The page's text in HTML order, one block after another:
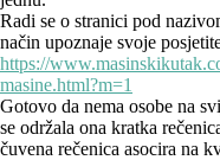
Radi se o stranici pod
način upoznaje svoje
https://
masine.html?m=1
Gotovo da nema osobe na
se održala ona kratka
čuvena rečenica asocira na